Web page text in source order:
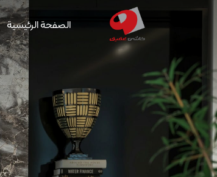
الصفحة الرئيسية